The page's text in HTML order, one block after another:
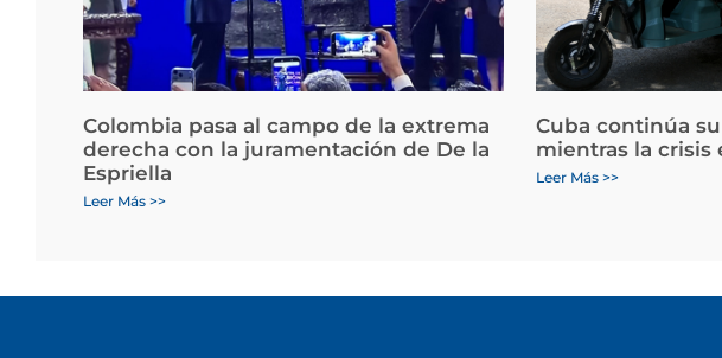
Colombia pasa al campo de la extrema
derecha con la juramentación de De la
Espriella
Leer Más >>
Cuba continúa
mientras la crisis
Leer Más >>